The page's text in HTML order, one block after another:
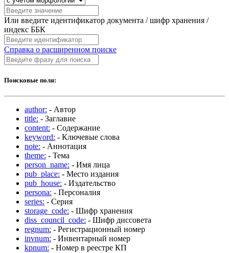
Или введите идентификатор документа / шифр хранения /
индекс ББК
Справка о расширенном поиске
Поисковые поля:
author: - Автор
title: - Заглавие
content: - Содержание
keyword: - Ключевые слова
note: - Аннотация
theme: - Тема
person_name: - Имя лица
pub_place: - Место издания
pub_house: - Издательство
persona: - Персоналия
series: - Серия
storage_code: - Шифр хранения
diss_council_code: - Шифр диссовета
regnum: - Регистрационный номер
invnum: - Инвентарный номер
kpnum: - Номер в реестре КП